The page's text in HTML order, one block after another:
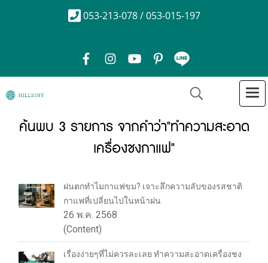
053-213-078 / 053-015-197
ค้นพบ 3 รายการ จากคำว่า"ทำความสะอาด
เครื่องชงกาแฟ"
ฝนตกทำไมกาแฟขม? เจาะลึกความลับของรสชาติ
กาแฟที่เปลี่ยนไปในหน้าฝน
26 พ.ค. 2568
(Content)
เรื่องง่ายๆที่ไม่ควรละเลย ทำความสะอาดเครื่องชง